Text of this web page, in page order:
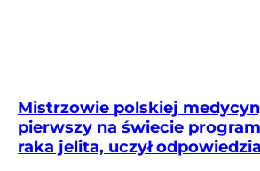
Mistrzowie polskiej
pierwszy na świecie
raka jelita, uczył